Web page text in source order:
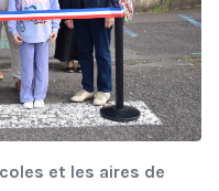
et les aires de